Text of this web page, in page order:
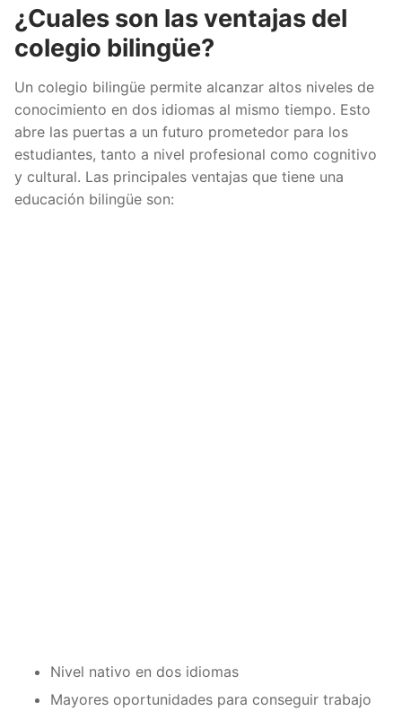
¿Cuales son las ventajas del
colegio bilingüe?
Un colegio bilingüe permite alcanzar altos niveles de
conocimiento en dos idiomas al mismo tiempo. Esto
abre las puertas a un futuro prometedor para los
estudiantes, tanto a nivel profesional como cognitivo
y cultural. Las principales ventajas que tiene una
educación bilingüe son:
Nivel nativo en dos idiomas
Mayores oportunidades para conseguir trabajo